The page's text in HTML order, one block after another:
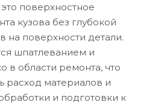
поверхностное
кузова без глубокой
на поверхности детали.
шпатлеванием и
в области ремонта, что
расход материалов и
и подготовки к